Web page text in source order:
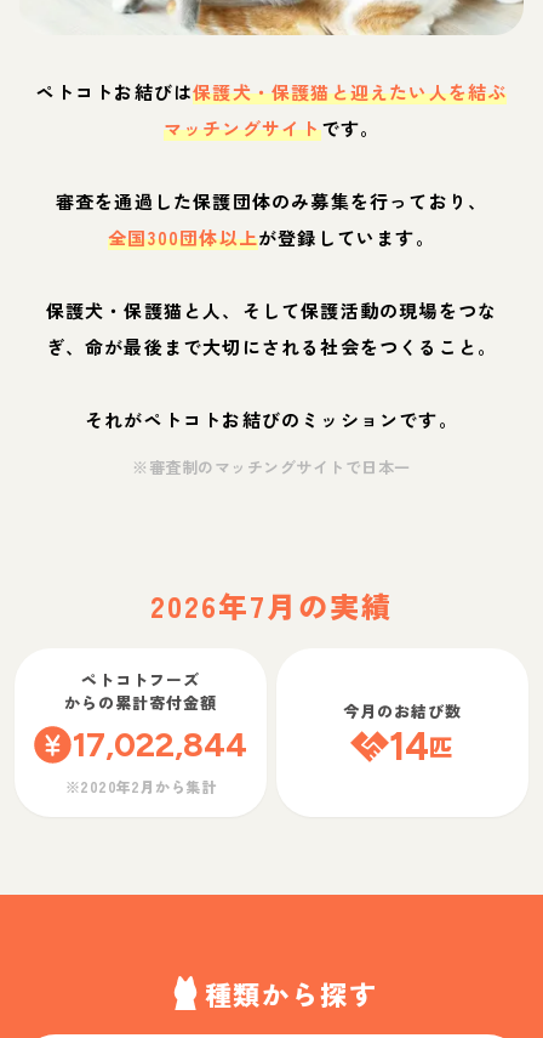
ペトコトお結びは保護犬・保護猫と迎えたい人を結ぶ
マッチングサイトです。
審査を通過した保護団体のみ募集を行っており、
全国300団体以上が登録しています。
保護犬・保護猫と人、そして保護活動の現場をつな
ぎ、命が最後まで大切にされる社会をつくること。
それがペトコトお結びのミッションです。
※審査制のマッチングサイトで日本一
2026年7月の実績
ペトコトフーズ
からの累計寄付金額
17,022,844
※2020年2月から集計
今月のお結び数
14匹
種類から探す